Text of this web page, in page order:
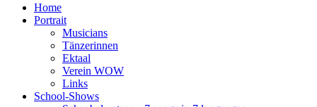
Home
Portrait
Musicians
Tänzerinnen
Ektaal
Verein WOW
Links
School-Shows